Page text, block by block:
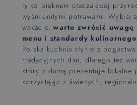
tylko pięknem otaczającej
wyśmienitymi potrawami.
wakacje,warto zwrócić uwagę
menu i standardy
Polska kuchnia słynie z
tradycyjnych dań, dlatego też
który z dumą prezentuje lokalne
korzystając z świeżych,